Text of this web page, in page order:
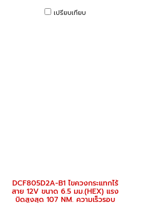
เปรียบเทียบ
DCF805D2A-B1 ไขควงกระแทกไร้
สาย 12V ขนาด 6.5 มม.(HEX) แรง
บิดสูงสุด 107 NM. ความเร็วรอบ